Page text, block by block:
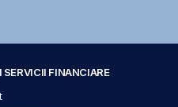
SERVICII FINANCIARE